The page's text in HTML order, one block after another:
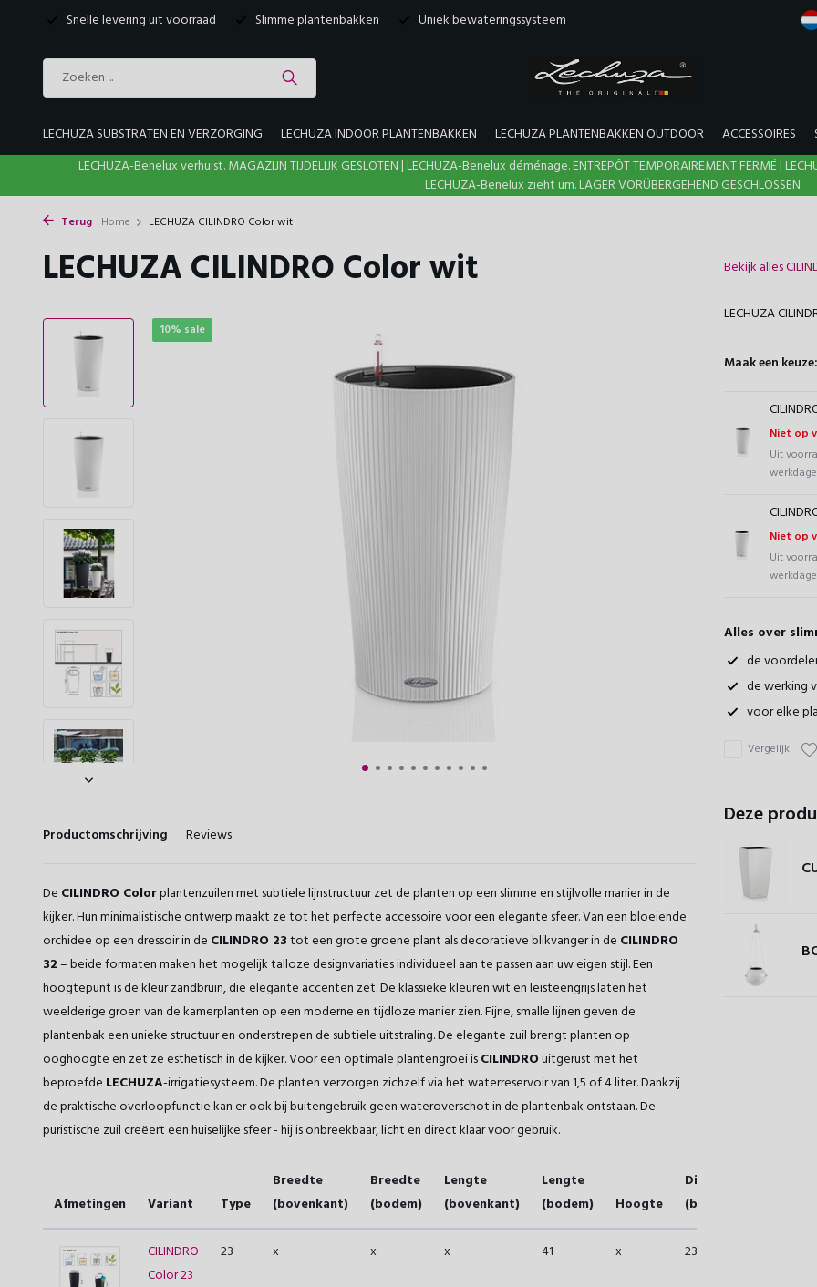
Snelle levering uit voorraad Slimme plantenbakken Uniek bewateringssysteem
LECHUZA SUBSTRATEN EN VERZORGING LECHUZA INDOOR PLANTENBAKKEN LECHUZA PLANTENBAKKEN OUTDOOR ACCESSOIRES
LECHUZA-Benelux verhuist. MAGAZIJN TIJDELIJK GESLOTEN | LECHUZA-Benelux déménage. ENTREPÔT TEMPORAIREMENT FERMÉ |
LECHUZA-Benelux zieht um. LAGER VORÜBERGEHEND GESCHLOSSEN
Terug Home LECHUZA CILINDRO Color wit
LECHUZA CILINDRO Color wit
10% sale
Productomschrijving Reviews
De CILINDRO Colorplantenzuilen met subtiele lijnstructuur zet de planten op een slimme en stijlvolle manier in de
kijker. Hun minimalistische ontwerp maakt ze tot het perfecte accessoire voor een elegante sfeer. Van een bloeiende
orchidee op een dressoir in de CILINDRO 23tot een grote groene plant als decoratieve blikvanger in de CILINDRO
32– beide formaten maken het mogelijk talloze designvariaties individueel aan te passen aan uw eigen stijl. Een
hoogtepunt is de kleur zandbruin, die elegante accenten zet. De klassieke kleuren wit en leisteengrijs laten het
weelderige groen van de kamerplanten op een moderne en tijdloze manier zien. Fijne, smalle lijnen geven de
plantenbak een unieke structuur en onderstrepen de subtiele uitstraling. De elegante zuil brengt planten op
ooghoogte en zet ze esthetisch in de kijker. Voor een optimale plantengroei isCILINDROuitgerust met het
beproefde LECHUZA-irrigatiesysteem. De planten verzorgen zichzelf via het waterreservoir van 1,5 of 4 liter. Dankzij
de praktische overloopfunctie kan er ook bij buitengebruik geen wateroverschot in de plantenbak ontstaan. De
puristische zuil creëert een huiselijke sfeer - hij is onbreekbaar, licht en direct klaar voor gebruik.
Afmetingen Variant Type
Breedte
(bovenkant)
Breedte
(bodem)
Lengte
(bovenkant)
Lengte
(bodem)
Hoogte
Diameter
(bovenkant)
CILINDRO
Color 23
23 x x x 41 x 23
Bekijk alles
LECHUZA
Maak een keuze:
Niet op
Uit
Niet op
Uit
Alles over
de
de werking
voor elke
Vergelijk
Deze